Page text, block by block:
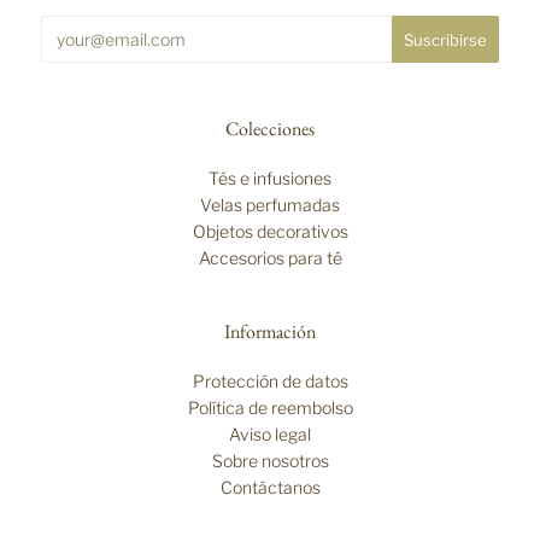
Colecciones
Tés e infusiones
Velas perfumadas
Objetos decorativos
Accesorios para té
Información
Protección de datos
Política de reembolso
Aviso legal
Sobre nosotros
Contáctanos